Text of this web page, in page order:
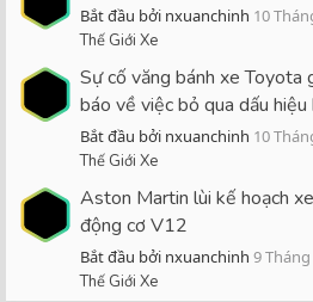
Bắt đầu bởi nxuanchinh 10
Thế Giới Xe
Sự cố văng bánh xe Toyota
báo về việc bỏ qua dấu
Bắt đầu bởi nxuanchinh 10
Thế Giới Xe
Aston Martin lùi kế hoạch
động cơ V12
Bắt đầu bởi nxuanchinh 9
Thế Giới Xe